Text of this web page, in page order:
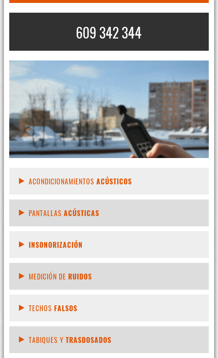
609 342 344
ACONDICIONAMIENTOS ACÚSTICOS
PANTALLAS ACÚSTICAS
INSONORIZACIÓN
MEDICIÓN DE RUIDOS
TECHOS FALSOS
TABIQUES Y TRASDOSADOS